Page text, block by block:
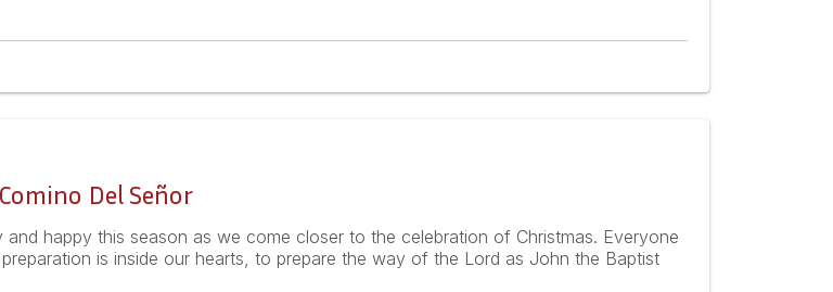
Del Señor
happy this season as we come closer to the celebration of Christmas. Everyone
is inside our hearts, to prepare the way of the Lord as John the Baptist